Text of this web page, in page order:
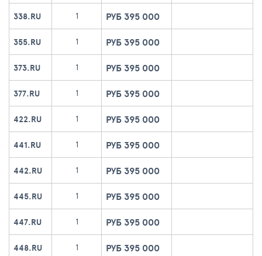
338.RU 1 РУБ 395 000
355.RU 1 РУБ 395 000
373.RU 1 РУБ 395 000
377.RU 1 РУБ 395 000
422.RU 1 РУБ 395 000
441.RU 1 РУБ 395 000
442.RU 1 РУБ 395 000
445.RU 1 РУБ 395 000
447.RU 1 РУБ 395 000
448.RU 1 РУБ 395 000